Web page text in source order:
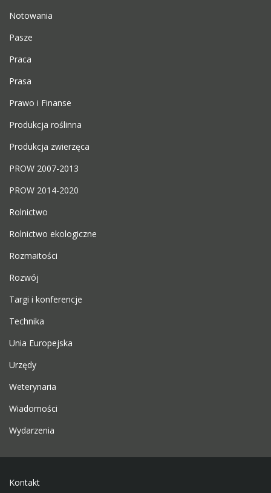
Notowania
Pasze
Praca
Prasa
Prawo i Finanse
Produkcja roślinna
Produkcja zwierzęca
PROW 2007-2013
PROW 2014-2020
Rolnictwo
Rolnictwo ekologiczne
Rozmaitości
Rozwój
Targi i konferencje
Technika
Unia Europejska
Urzędy
Weterynaria
Wiadomości
Wydarzenia
Kontakt